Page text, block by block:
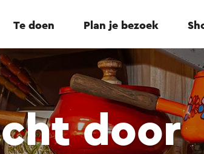
Te doen Plan je bezoek
door